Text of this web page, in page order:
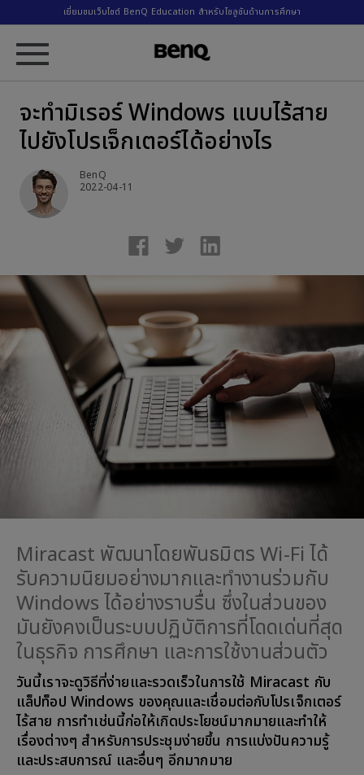
เยี่ยมชมเว็บไซต์ BenQ Education สำหรับโซลูชันด้านการศึกษา
จะทำมิเรอร์ Windows แบบไร้สาย
ไปยังโปรเจ็กเตอร์ได้อย่างไร
BenQ
2022-04-11
Miracast พัฒนาโดยพันธมิตร Wi-Fi ได้
รับความนิยมอย่างมากและทำงานร่วมกับ
Windows ได้อย่างราบรื่น ซึ่งในส่วนของ
มันยังคงเป็นระบบปฏิบัติการที่โดดเด่นที่สุด
ในธุรกิจ การศึกษา และการใช้งานส่วนตัว
วันนี้เราจะดูวิธีที่ง่ายและรวดเร็วในการใช้ Miracast กับ
แล็ปท็อป Windows ของคุณและเชื่อมต่อกับโปรเจ็กเตอร์
ไร้สาย การทำเช่นนี้ก่อให้เกิดประโยชน์มากมายและทำให้
เรื่องต่างๆ สำหรับการประชุมง่ายขึ้น การแบ่งปันความรู้
และประสบการณ์ และอื่นๆ อีกมากมาย